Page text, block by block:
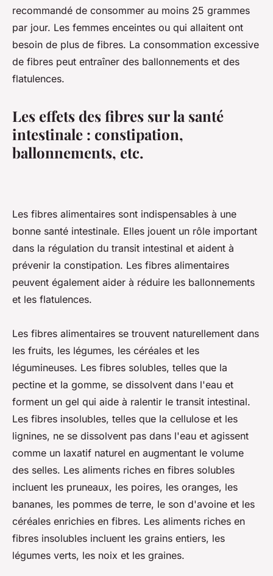
recommandé de consommer au moins 25 grammes
par jour. Les femmes enceintes ou qui allaitent ont
besoin de plus de fibres. La consommation excessive
de fibres peut entraîner des ballonnements et des
flatulences.
Les effets des fibres sur la santé
intestinale : constipation,
ballonnements, etc.
Les fibres alimentaires sont indispensables à une
bonne santé intestinale. Elles jouent un rôle important
dans la régulation du transit intestinal et aident à
prévenir la constipation. Les fibres alimentaires
peuvent également aider à réduire les ballonnements
et les flatulences.
Les fibres alimentaires se trouvent naturellement dans
les fruits, les légumes, les céréales et les
légumineuses. Les fibres solubles, telles que la
pectine et la gomme, se dissolvent dans l'eau et
forment un gel qui aide à ralentir le transit intestinal.
Les fibres insolubles, telles que la cellulose et les
lignines, ne se dissolvent pas dans l'eau et agissent
comme un laxatif naturel en augmentant le volume
des selles. Les aliments riches en fibres solubles
incluent les pruneaux, les poires, les oranges, les
bananes, les pommes de terre, le son d'avoine et les
céréales enrichies en fibres. Les aliments riches en
fibres insolubles incluent les grains entiers, les
légumes verts, les noix et les graines.